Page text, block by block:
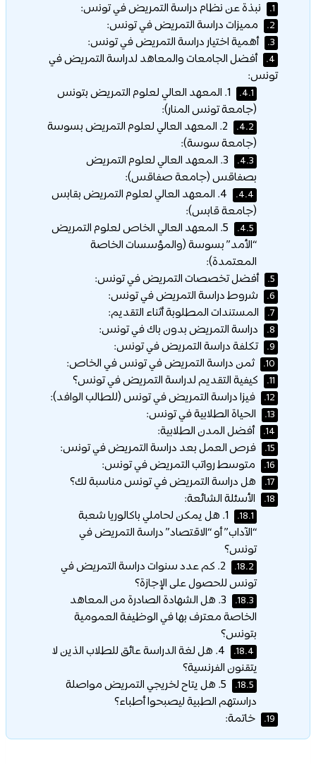
1. نبذة عن نظام دراسة التمريض في تونس:
2. مميزات دراسة التمريض في تونس:
3. أهمية اختيار دراسة التمريض في تونس:
4.
أفضل الجامعات والمعاهد لدراسة التمريض في
تونس:
4.1.
1. المعهد العالي لعلوم التمريض بتونس
(جامعة تونس المنار):
4.2.
2. المعهد العالي لعلوم التمريض بسوسة
(جامعة سوسة):
4.3.
3. المعهد العالي لعلوم التمريض
بصفاقس (جامعة صفاقس):
4.4.
4. المعهد العالي لعلوم التمريض بقابس
(جامعة قابس):
4.5.
5. المعهد العالي الخاص لعلوم التمريض
“الأمد” بسوسة (والمؤسسات الخاصة
المعتمدة):
5. أفضل تخصصات التمريض في تونس:
6. شروط دراسة التمريض في تونس:
7. المستندات المطلوبة أثناء التقديم:
8. دراسة التمريض بدون باك في تونس:
9. تكلفة دراسة التمريض في تونس:
10. ثمن دراسة التمريض في تونس في الخاص:
11. كيفية التقديم لدراسة التمريض في تونس؟
12. فيزا دراسة التمريض في تونس (للطالب الوافد):
13. الحياة الطلابية في تونس:
14. أفضل المدن الطلابية:
15. فرص العمل بعد دراسة التمريض في تونس:
16. متوسط رواتب التمريض في تونس:
17. هل دراسة التمريض في تونس مناسبة لك؟
18. الأسئلة الشائعة:
18.1.
1. هل يمكن لحاملي باكالوريا شعبة
“الآداب” أو “الاقتصاد” دراسة التمريض في
تونس؟
18.2.
2. كم عدد سنوات دراسة التمريض في
تونس للحصول على الإجازة؟
18.3.
3. هل الشهادة الصادرة من المعاهد
الخاصة معترف بها في الوظيفة العمومية
بتونس؟
18.4.
4. هل لغة الدراسة عائق للطلاب الذين لا
يتقنون الفرنسية؟
18.5.
5. هل يتاح لخريجي التمريض مواصلة
دراستهم الطبية ليصبحوا أطباء؟
19. خاتمة: